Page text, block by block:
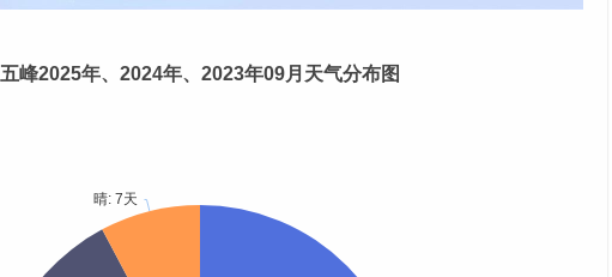
五峰2025年、2024年、2023年09月天气分布图